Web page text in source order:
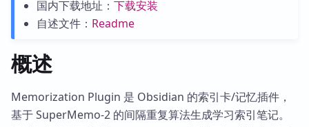
国内下载地址： 下载安装
自述文件： Readme
概述
Memorization Plugin 是 Obsidian 的索引卡/记忆插件，
基于 SuperMemo-2 的间隔重复算法生成学习索引笔记。